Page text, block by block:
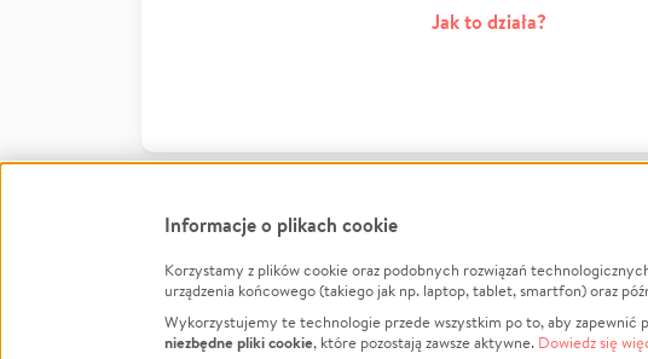
Jak to działa?
FacebookTwitter Instagram
Informacje
Jak to działa?
Informacje o plikach cookie
Korzystamy z plików cookie oraz podobnych rozwiązań
urządzenia końcowego (takiego jak np. laptop, tablet, smartfon) oraz
Wykorzystujemy te technologie przede wszystkim po to, aby zapewnić
niezbędne pliki cookie, które pozostają zawsze aktywne. Dowiedz się